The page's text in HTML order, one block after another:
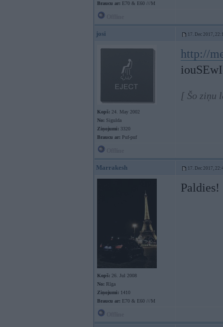
Braucu ar: E70 & E60 ///M
josi 17. Dec 2017,
Kopš: 24. May 2002
No: Sigulda
Ziņojumi: 3320
Braucu ar: Puf-puf
http://
[ Šo ziņu
Marrakesh 17. Dec 2017,
Kopš: 26. Jul 2008
No: Rīga
Ziņojumi: 1410
Braucu ar: E70 & E60 ///M
Paldies!